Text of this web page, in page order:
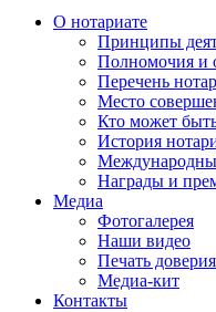
О нотариате
Принципы
Полномочия и
Перечень
Место
Кто может
История
Награды и
Медиа
Фотогалерея
Наши видео
Печать
Медиа-кит
Контакты